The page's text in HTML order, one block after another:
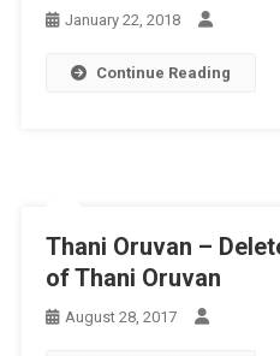
January 22, 2018
Continue Reading
Thani Oruvan –
of Thani Oruvan
August 28, 2017